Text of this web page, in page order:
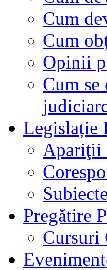
Cum
Cum
Opinii
Cum se
Legislație
Apariţii
Pregătire
Cursuri